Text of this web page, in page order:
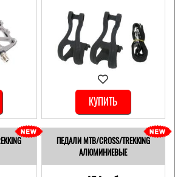
КУПИТЬ
ПЕДАЛИ MTB/CROSS/TREKKING
АЛЮМИНИЕВЫЕ